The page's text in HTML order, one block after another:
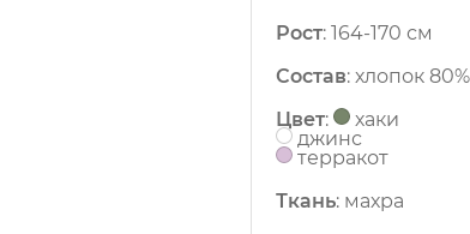
Рост: 164-170 см
Состав: хлопок
Цвет:
хаки
джинс
терракот
Ткань: махра